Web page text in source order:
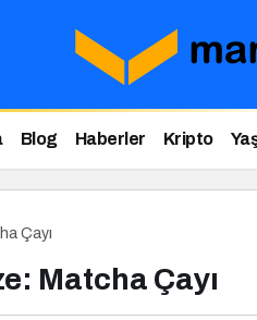
Blog Haberler Kripto
Çayı
Matcha Çayı